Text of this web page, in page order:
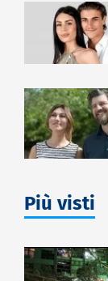
Più visti